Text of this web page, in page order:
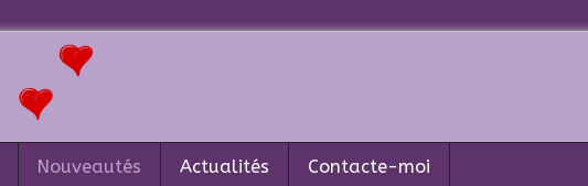
Nouveautés Actualités Contacte-moi